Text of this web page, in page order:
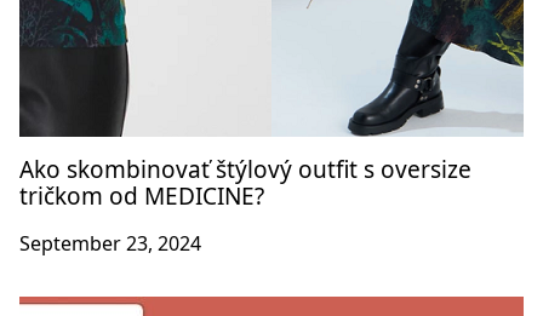
Ako skombinovať štýlový outfit s oversize
tričkom od MEDICINE?
September 23, 2024